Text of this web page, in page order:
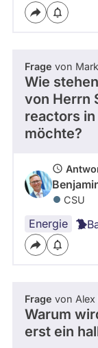
Frage von
Wie
von Herrn
reactors
möchte?
CSU
Energie
Frage von Alex
Warum
erst ein